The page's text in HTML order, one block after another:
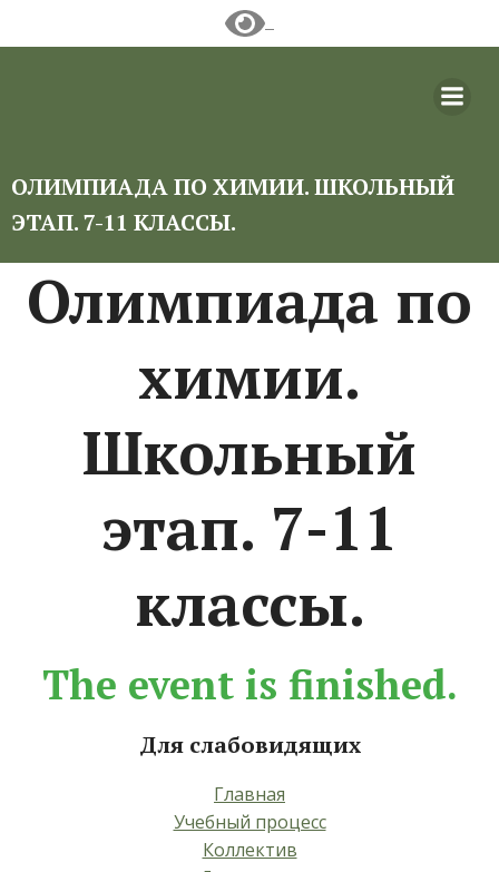
ОЛИМПИАДА ПО ХИМИИ. ШКОЛЬНЫЙ
ЭТАП. 7-11 КЛАССЫ.
Олимпиада по
химии.
Школьный
этап. 7-11
классы.
The event is finished.
Для слабовидящих
Главная
Учебный процесс
Коллектив